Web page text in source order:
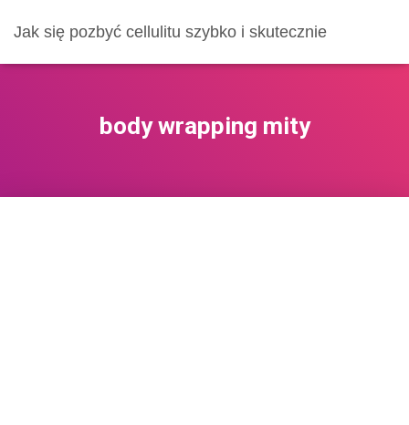
Jak się pozbyć cellulitu szybko i skutecznie
body wrapping mity